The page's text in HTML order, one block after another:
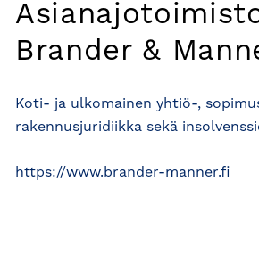
Brander &
Koti- ja ulkomainen yhtiö-,
rakennusjuridiikka sekä
https://www.brander-manner.fi